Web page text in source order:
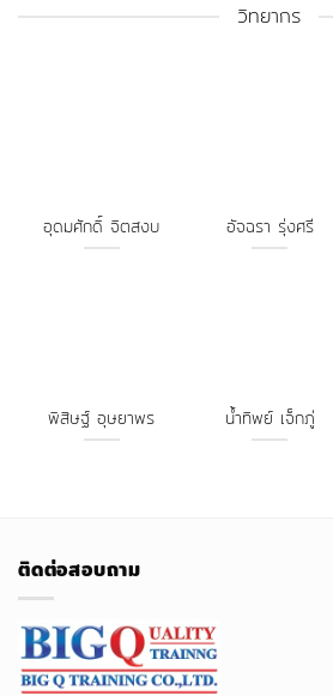
วิทยากร
อุดมศักดิ์ จิตสงบ อัจฉรา รุ่งศรี
พิสิษฐ์ อุษยาพร น้ำทิพย์ เจ็กภู่
ติดต่อสอบถาม